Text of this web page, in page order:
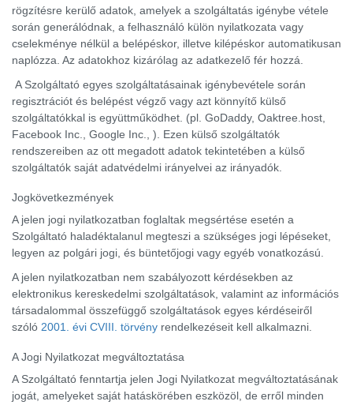
rögzítésre kerülő adatok, amelyek a szolgáltatás igénybe vétele
során generálódnak, a felhasználó külön nyilatkozata vagy
cselekménye nélkül a belépéskor, illetve kilépéskor automatikusan
naplózza. Az adatokhoz kizárólag az adatkezelő fér hozzá.
A Szolgáltató egyes szolgáltatásainak igénybevétele során
regisztrációt és belépést végző vagy azt könnyítő külső
szolgáltatókkal is együttműködhet. (pl. GoDaddy, Oaktree.host,
Facebook Inc., Google Inc., ). Ezen külső szolgáltatók
rendszereiben az ott megadott adatok tekintetében a külső
szolgáltatók saját adatvédelmi irányelvei az irányadók.
Jogkövetkezmények
A jelen jogi nyilatkozatban foglaltak megsértése esetén a
Szolgáltató haladéktalanul megteszi a szükséges jogi lépéseket,
legyen az polgári jogi, és büntetőjogi vagy egyéb vonatkozású.
A jelen nyilatkozatban nem szabályozott kérdésekben az
elektronikus kereskedelmi szolgáltatások, valamint az információs
társadalommal összefüggő szolgáltatások egyes kérdéseiről
szóló 2001. évi CVIII. törvény rendelkezéseit kell alkalmazni.
A Jogi Nyilatkozat megváltoztatása
A Szolgáltató fenntartja jelen Jogi Nyilatkozat megváltoztatásának
jogát, amelyeket saját hatáskörében eszközöl, de erről minden